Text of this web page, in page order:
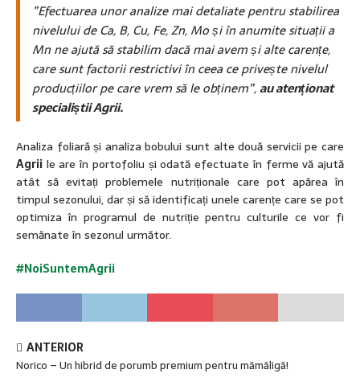
”Efectuarea unor analize mai detaliate pentru stabilirea
nivelului de Ca, B, Cu, Fe, Zn, Mo și în anumite situații a
Mn ne ajută să stabilim dacă mai avem și alte carențe,
care sunt factorii restrictivi în ceea ce privește nivelul
producțiilor pe care vrem să le obținem”,au atenționat
specialiștii Agrii.
Analiza foliară și analiza bobului sunt alte două servicii pe care
Agrii le are în portofoliu și odată efectuate în ferme vă ajută
atât să evitați problemele nutriționale care pot apărea în
timpul sezonului, dar și să identificați unele carențe care se pot
optimiza în programul de nutriție pentru culturile ce vor fi
semănate în sezonul următor.
#NoiSuntemAgrii
ANTERIOR
Norico – Un hibrid de porumb premium pentru mămăligă!